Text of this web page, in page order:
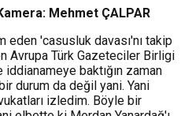
Mehmet ÇALPAR
eden 'casusluk davası'nı takip
Avrupa Türk Gazeteciler Birligi
baktığın zaman
durum da değil yani. Yani
izledim. Böyle bir